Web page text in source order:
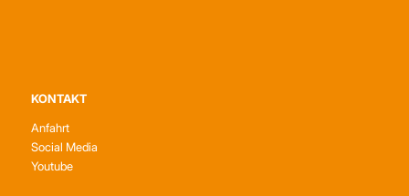
KONTAKT
Anfahrt
Social Media
Youtube